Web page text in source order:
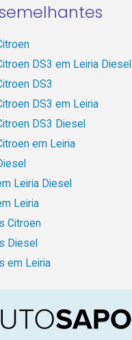
DS3 em Leiria Diesel
DS3
DS3 em Leiria
DS3 Diesel
em Leiria
Leiria Diesel
Leiria
Citroen
Diesel
em Leiria